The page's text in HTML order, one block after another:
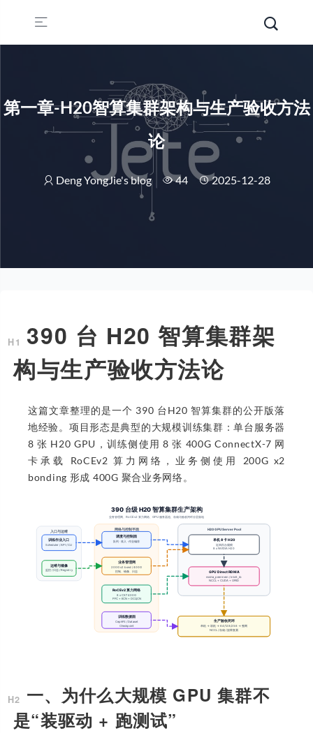
第一章-H20智算集群架构与生产验收方法
论
Deng YongJie's blog 44 2025-12-28
390 台 H20 智算集群架
构与生产验收方法论
这篇文章整理的是一个 390 台H20 智算集群的公开版落
地经验。项目形态是典型的大规模训练集群：单台服务器
8 张 H20 GPU，训练侧使用 8 张 400G ConnectX-7 网
卡承载 RoCEv2 算力网络，业务侧使用 200G x2
bonding 形成 400G 聚合业务网络。
一、为什么大规模 GPU 集群不
是“装驱动 + 跑测试”